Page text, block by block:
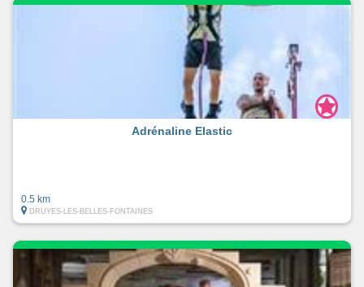
Adrénaline Elastic
0.5 km
DRUYES-LES-BELLES-FONTAINES